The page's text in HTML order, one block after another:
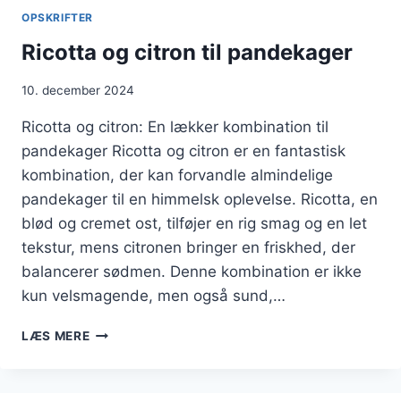
OPSKRIFTER
Ricotta og citron til pandekager
10. december 2024
Ricotta og citron: En lækker kombination til
pandekager Ricotta og citron er en fantastisk
kombination, der kan forvandle almindelige
pandekager til en himmelsk oplevelse. Ricotta, en
blød og cremet ost, tilføjer en rig smag og en let
tekstur, mens citronen bringer en friskhed, der
balancerer sødmen. Denne kombination er ikke
kun velsmagende, men også sund,…
LÆS MERERICOTTA